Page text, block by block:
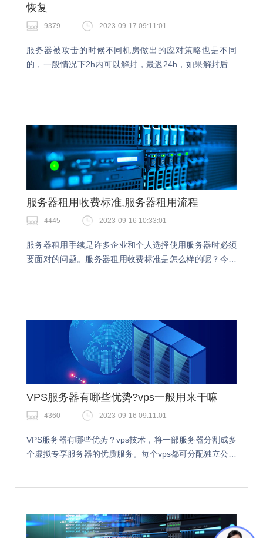
恢复
9379 2023-09-17 09:11:01
服务器被攻击的时候不同机房做出的应对策略也是不同
的，一般情况下2h内可以解封，最迟24h，如果解封后仍
服务器租用收费标准,服务器租用流程
4445 2023-09-16 10:33:01
服务器租用手续是许多企业和个人选择使用服务器时必须
要面对的问题。服务器租用收费标准是怎么样的呢？今天
VPS服务器有哪些优势?vps一般用来干嘛
4360 2023-09-16 09:11:01
VPS服务器有哪些优势？vps技术，将一部服务器分割成多
个虚拟专享服务器的优质服务。每个vps都可分配独立公网